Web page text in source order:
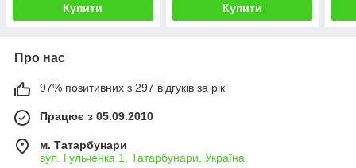
Купити Купити
Про нас
97% позитивних з 297 відгуків за рік
Працює з 05.09.2010
м. Татарбунари
вул. Гульченка 1, Татарбунари, Україна